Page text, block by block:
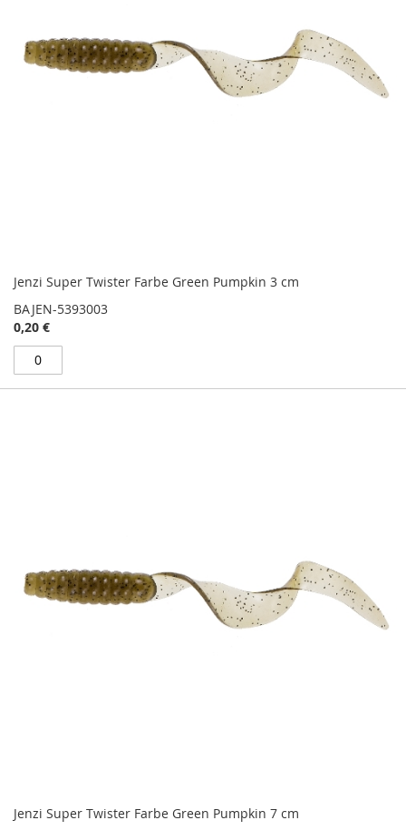
Jenzi Super Twister Farbe Green Pumpkin 3 cm
BAJEN-5393003
0,20 €
Jenzi Super Twister Farbe Green Pumpkin 7 cm